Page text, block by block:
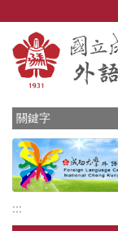
主
要
區
:::